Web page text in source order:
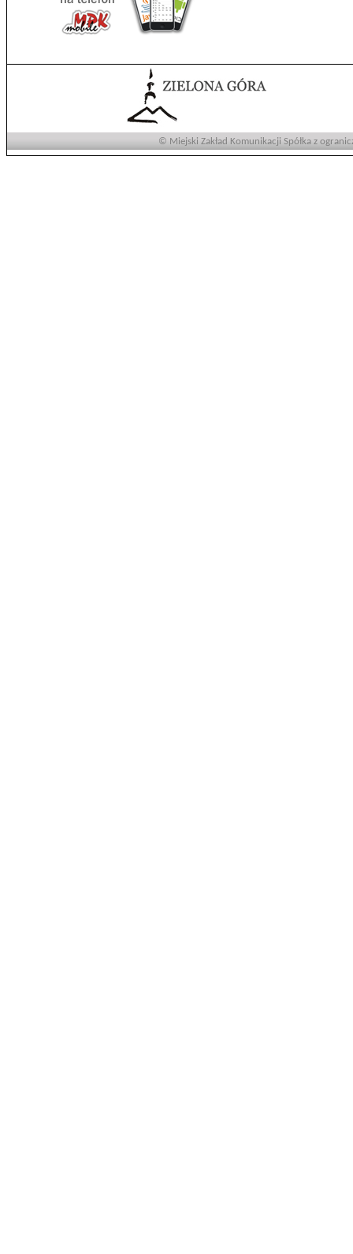
© Miejski Zakład Komunikacji Spółka z